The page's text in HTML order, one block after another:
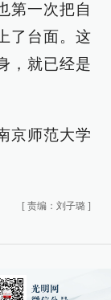
第一次把自
了台面。这
，就已经是
京师范大学
[ 责编：刘子璐 ]